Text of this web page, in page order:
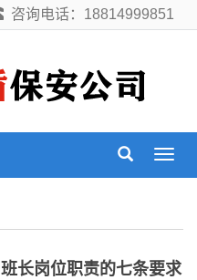
咨询电话：18814999851
导
长岗位职责的七条要求